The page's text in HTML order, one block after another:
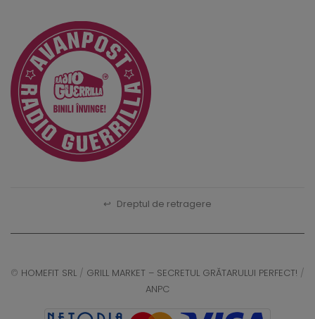
↩ Dreptul de retragere
© HOMEFIT SRL / GRILL MARKET – SECRETUL GRĂTARULUI PERFECT! /
ANPC